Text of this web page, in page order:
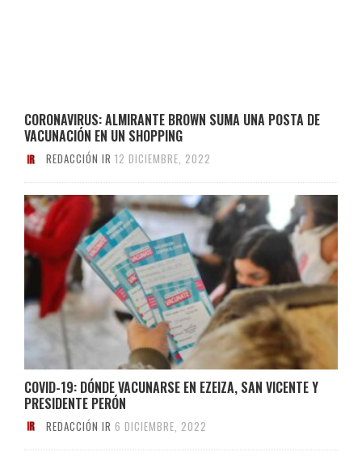
CORONAVIRUS: ALMIRANTE BROWN SUMA UNA POSTA DE
VACUNACIÓN EN UN SHOPPING
REDACCIÓN IR 12 DICIEMBRE, 2022
COVID-19: DÓNDE VACUNARSE EN EZEIZA, SAN VICENTE Y
PRESIDENTE PERÓN
REDACCIÓN IR 6 DICIEMBRE, 2022